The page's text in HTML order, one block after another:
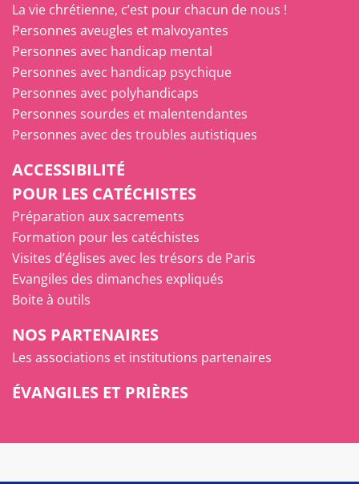
La vie chrétienne, c’est pour chacun de nous !
Personnes aveugles et malvoyantes
Personnes avec handicap mental
Personnes avec handicap psychique
Personnes avec polyhandicaps
Personnes sourdes et malentendantes
Personnes avec des troubles autistiques
ACCESSIBILITÉ
POUR LES CATÉCHISTES
Préparation aux sacrements
Formation pour les catéchistes
Visites d’églises avec les trésors de Paris
Evangiles des dimanches expliqués
Boite à outils
NOS PARTENAIRES
Les associations et institutions partenaires
ÉVANGILES ET PRIÈRES